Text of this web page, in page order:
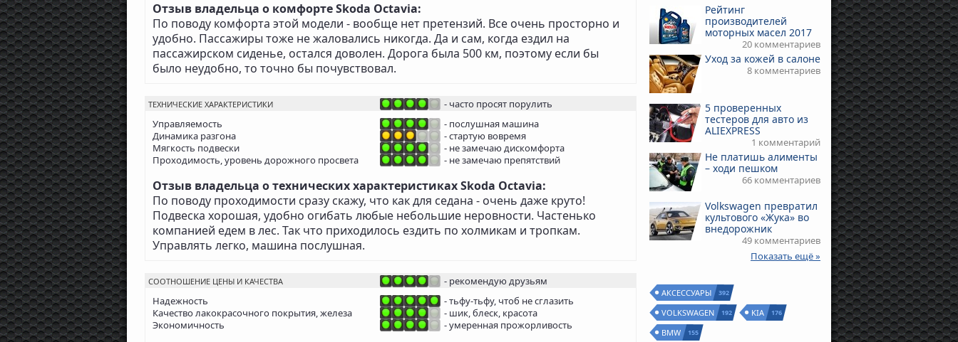
Отзыв владельца о комфорте Skoda Octavia:
По поводу комфорта этой модели - вообще нет претензий. Все очень просторно и
удобно. Пассажиры тоже не жаловались никогда. Да и сам, когда ездил на
пассажирском сиденье, остался доволен. Дорога была 500 км, поэтому если бы
было неудобно, то точно бы почувствовал.
ТЕХНИЧЕСКИЕ ХАРАКТЕРИСТИКИ
- часто просят порулить
Управляемость
- послушная машина
Динамика разгона
- стартую вовремя
Мягкость подвески
- не замечаю дискомфорта
Проходимость, уровень дорожного просвета
- не замечаю препятствий
Отзыв владельца о технических характеристиках Skoda Octavia:
По поводу проходимости сразу скажу, что как для седана - очень даже круто!
Подвеска хорошая, удобно огибать любые небольшие неровности. Частенько
компанией едем в лес. Так что приходилось ездить по холмикам и тропкам.
Управлять легко, машина послушная.
СООТНОШЕНИЕ ЦЕНЫ И КАЧЕСТВА
- рекомендую друзьям
Надежность
- тьфу-тьфу, чтоб не сглазить
Качество лакокрасочного покрытия, железа
- шик, блеск, красота
Экономичность
- умеренная прожорливость
Рейтинг
производителей
моторных масел 2017
20 комментариев
Уход за кожей в салоне
8 комментариев
5 проверенных
тестеров для авто из
ALIEXPRESS
1 комментарий
Не платишь алименты
– ходи пешком
66 комментариев
Volkswagen превратил
культового «Жука» во
внедорожник
49 комментариев
Показать ещё »
АКСЕССУАРЫ 392
VOLKSWAGEN 192 KIA 176
BMW 155